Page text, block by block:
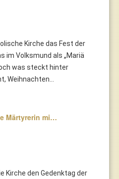
Kirche das Fest der
im Volksmund als „Mariä
was steckt hinter
Weihnachten...
Märtyrerin mi…
Kirche den Gedenktag der